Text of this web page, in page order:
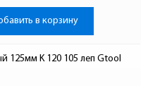
в корзину
125мм K 120 105 леп Gtool